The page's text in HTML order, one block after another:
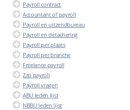
Payroll contract
Accountant of payroll
Payroll en uitzendbureau
Payroll en detachering
Payroll per plaats
Payroll per branche
Freelance payroll
Zzp payroll
Payroll vragen
ABU leden lijst
NBBU leden lijst